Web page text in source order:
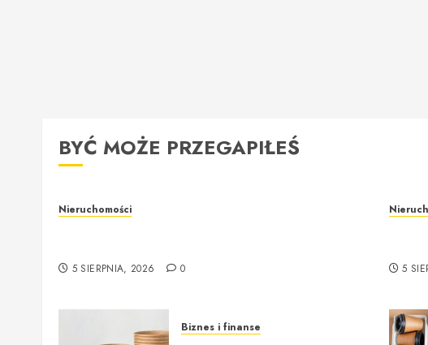
BYĆ MOŻE PRZEGAPIŁEŚ
Nieruchomości
5 SIERPNIA, 2026 0 5
Biznes i finanse